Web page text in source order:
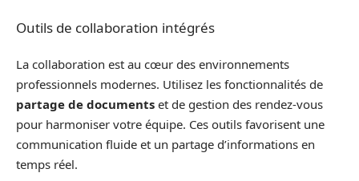
Outils de collaboration intégrés
La collaboration est au cœur des environnements
professionnels modernes. Utilisez les fonctionnalités de
partage de documents et de gestion des rendez-vous
pour harmoniser votre équipe. Ces outils favorisent une
communication fluide et un partage d’informations en
temps réel.